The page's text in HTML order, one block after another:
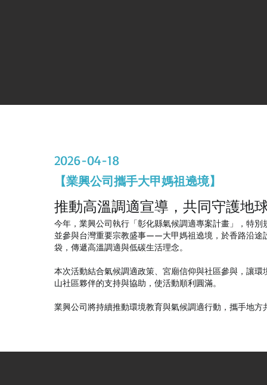
【業興公司攜手大甲媽祖遶境】
推動高溫調適宣導，共同守護地
今年，業興公司執行「彰化縣氣候調適專案計畫」，特別
並參與台灣重要宗教盛事——大甲媽祖遶境，於香路沿途
袋，傳遞高溫調適與低碳生活理念。
本次活動結合氣候調適政策、宮廟信仰與社區參與，讓
山社區夥伴的支持與協助，使活動順利圓滿。
業興公司將持續推動環境教育與氣候調適行動，攜手地
2026-04-18